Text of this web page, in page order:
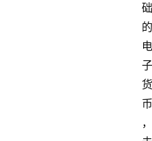
础
的
电
子
货
币
，